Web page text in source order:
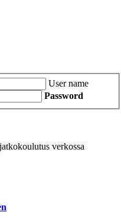
User name
Password
verkossa